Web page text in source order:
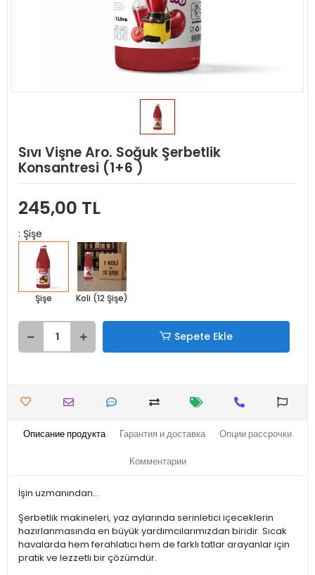
Sıvı Vişne Aro. Soğuk Şerbetlik
Konsantresi (1+6 )
245,00 TL
: Şişe
Şişe Koli (12 Şişe)
Sepete Ekle
Описание продукта Гарантия и доставка Опции рассрочки
Комментарии
İşin uzmanından...
Şerbetlik makineleri, yaz aylarında serinletici içeceklerin
hazırlanmasında en büyük yardımcılarımızdan biridir. Sıcak
havalarda hem ferahlatıcı hem de farklı tatlar arayanlar için
pratik ve lezzetli bir çözümdür.